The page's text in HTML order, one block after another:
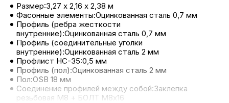
Размер:3,27 х 2,16 х 2,38 м
Фасонные элементы:Оцинкованная сталь 0,7 мм
Профиль (ребра жесткости
внутренние):Оцинкованная сталь 0,7 мм
Профиль (соединительные уголки
внутренние):Оцинкованная сталь 2 мм
Профлист НС-35:0,5 мм
Профиль (пол):Оцинкованная сталь 2 мм
Пол:OSB 18 мм
Соединение профилей между собой:Заклепка
резьбовая М8 + БОЛТ М8х16